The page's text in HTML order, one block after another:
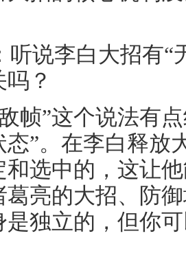
听说李白大招有“
？
帧”这个说法有
态”。在李白释放
和选中的，这让
葛亮的大招、防
是独立的，但你